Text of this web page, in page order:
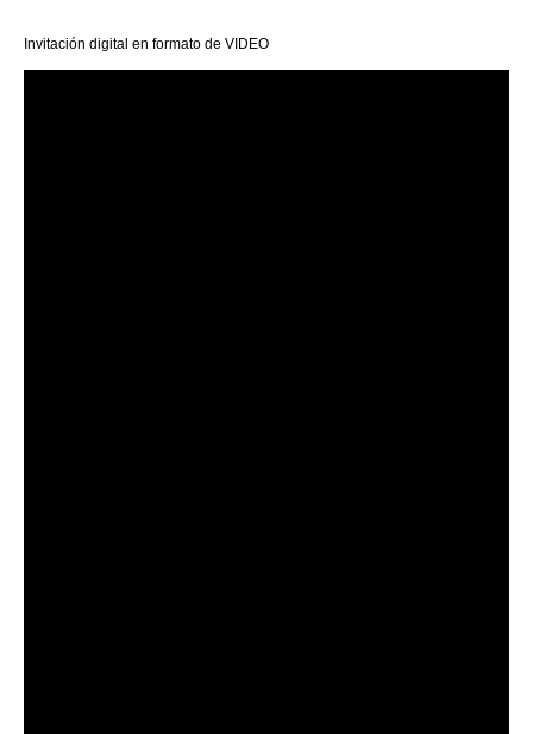
Invitación digital en formato de VIDEO